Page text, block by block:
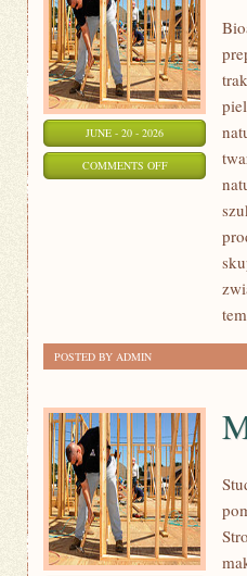
JUNE - 20 - 2026
COMMENTS OFFON
KOSMETYKI
POSTED BY ADMIN